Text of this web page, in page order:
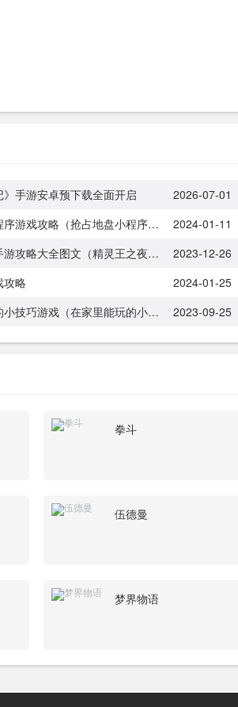
》手游安卓预下载全面开启
2026-07-01
抢占地盘小程序游戏攻略（抢占地盘小程序游戏攻略视频）
2024-01-11
精灵王之夜手游攻略大全图文（精灵王之夜手游攻略大全图文解说）
2023-12-26
攻略
2024-01-25
在家里能玩的小技巧游戏（在家里能玩的小技巧游戏大全） 2023-09-25
拳斗
伍德曼
梦界物语